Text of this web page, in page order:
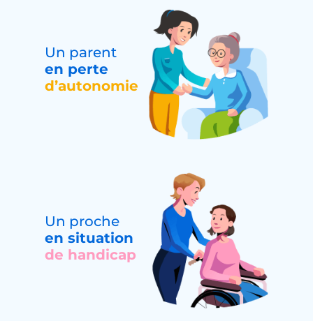
Un parent
en perte
d’autonomie
Un proche
en situation
de handicap